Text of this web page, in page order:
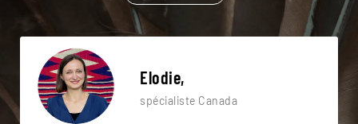
Elodie,
spécialiste Canada